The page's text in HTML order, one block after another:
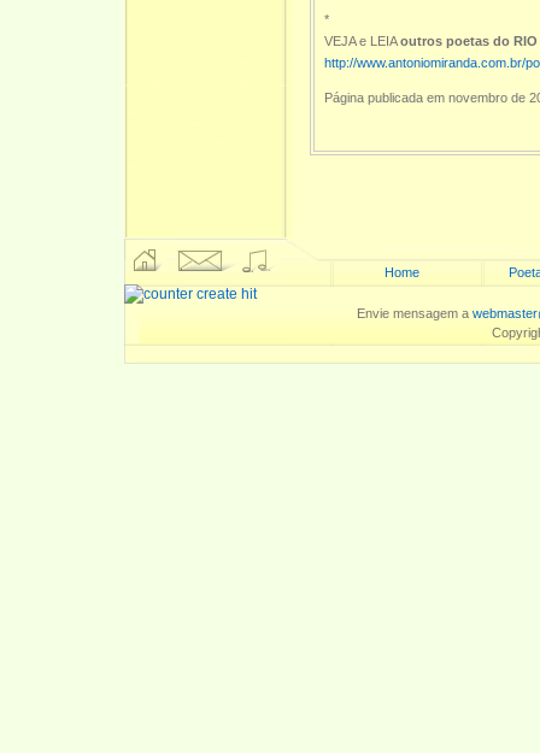
*
VEJA e LEIAoutros poetas do RIO
http://www.antoniomiranda.com.br/
Página publicada em novembro de
Home
Envie mensagem a